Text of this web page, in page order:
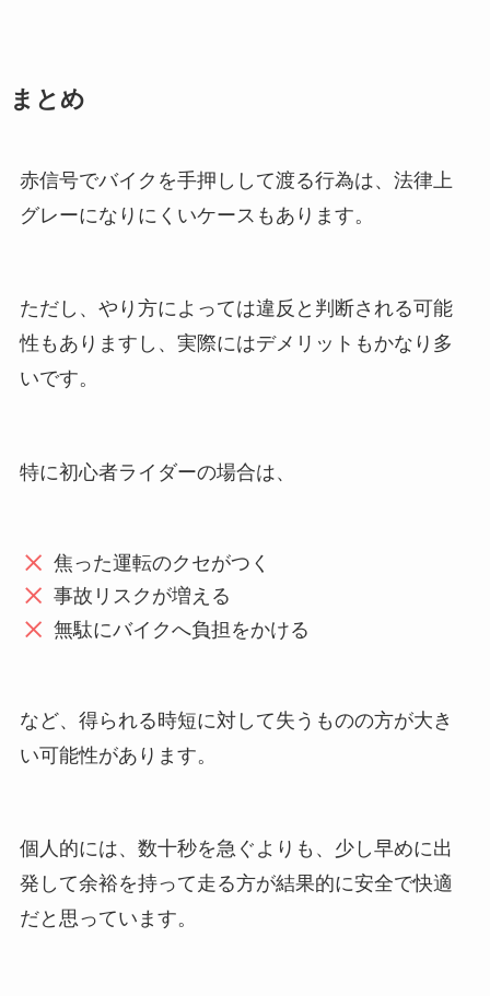
まとめ
赤信号でバイクを手押しして渡る行為は、法律上
グレーになりにくいケースもあります。
ただし、やり方によっては違反と判断される可能
性もありますし、実際にはデメリットもかなり多
いです。
特に初心者ライダーの場合は、
焦った運転のクセがつく
事故リスクが増える
無駄にバイクへ負担をかける
など、得られる時短に対して失うものの方が大き
い可能性があります。
個人的には、数十秒を急ぐよりも、少し早めに出
発して余裕を持って走る方が結果的に安全で快適
だと思っています。